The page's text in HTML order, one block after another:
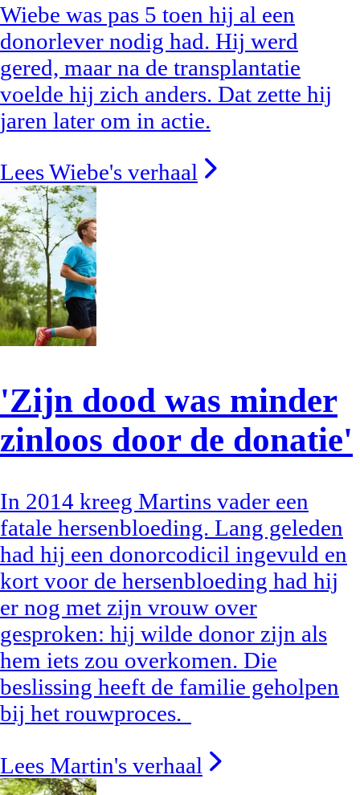
Wiebe was pas 5 toen hij al een
donorlever nodig had. Hij werd
gered, maar na de transplantatie
voelde hij zich anders. Dat zette hij
jaren later om in actie.
Lees Wiebe's verhaal
'Zijn dood was minder
zinloos door de donatie'
In 2014 kreeg Martins vader een
fatale hersenbloeding. Lang geleden
had hij een donorcodicil ingevuld en
kort voor de hersenbloeding had hij
er nog met zijn vrouw over
gesproken: hij wilde donor zijn als
hem iets zou overkomen. Die
beslissing heeft de familie geholpen
bij het rouwproces.
Lees Martin's verhaal